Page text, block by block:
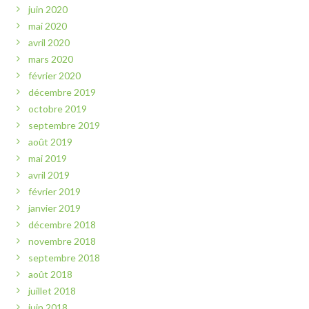
juin 2020
mai 2020
avril 2020
mars 2020
février 2020
décembre 2019
octobre 2019
septembre 2019
août 2019
mai 2019
avril 2019
février 2019
janvier 2019
décembre 2018
novembre 2018
septembre 2018
août 2018
juillet 2018